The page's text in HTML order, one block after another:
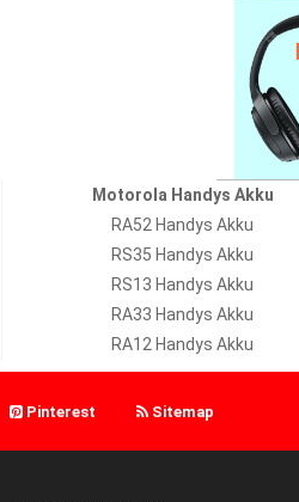
Motorola Handys Akku
RA52 Handys Akku
RS35 Handys Akku
RS13 Handys Akku
RA33 Handys Akku
RA12 Handys Akku
Pinterest Sitemap